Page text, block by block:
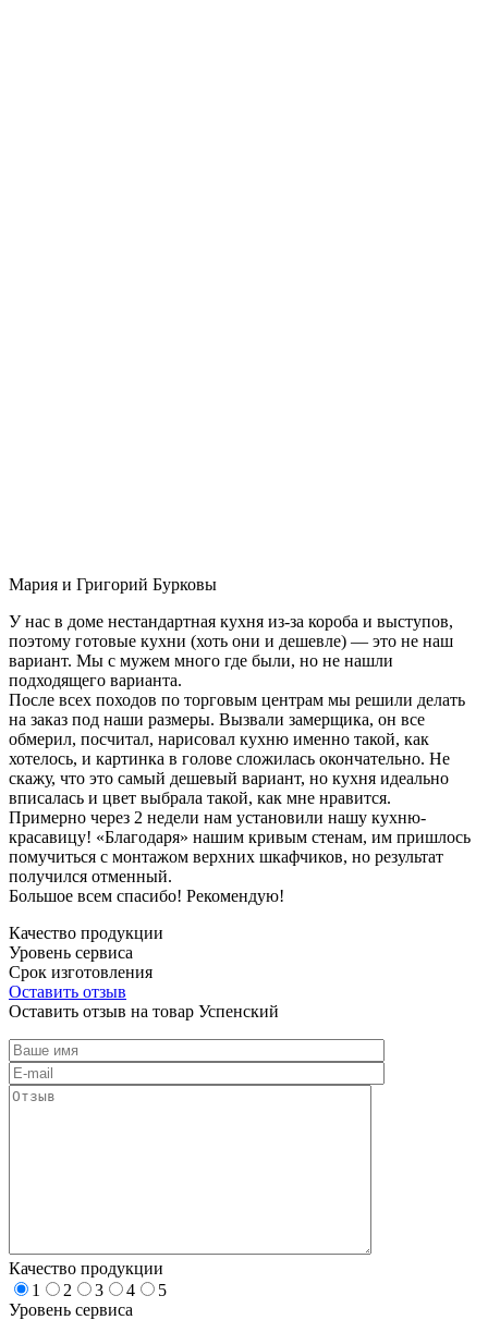
Мария и Григорий Бурковы
У нас в доме нестандартная кухня из-за короба и выступов,
поэтому готовые кухни (хоть они и дешевле) — это не наш
вариант. Мы с мужем много где были, но не нашли
подходящего варианта.
После всех походов по торговым центрам мы решили делать
на заказ под наши размеры. Вызвали замерщика, он все
обмерил, посчитал, нарисовал кухню именно такой, как
хотелось, и картинка в голове сложилась окончательно. Не
скажу, что это самый дешевый вариант, но кухня идеально
вписалась и цвет выбрала такой, как мне нравится.
Примерно через 2 недели нам установили нашу кухню-
красавицу! «Благодаря» нашим кривым стенам, им пришлось
помучиться с монтажом верхних шкафчиков, но результат
получился отменный.
Большое всем спасибо! Рекомендую!
Качество продукции
Уровень сервиса
Срок изготовления
Оставить отзыв
Оставить отзыв на товар Успенский
Качество продукции
1
2 3 4
5
Уровень сервиса